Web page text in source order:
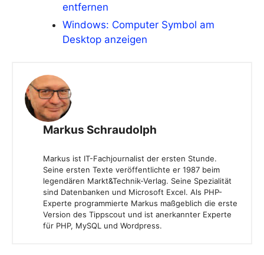
entfernen
Windows: Computer Symbol am
Desktop anzeigen
Markus Schraudolph
Markus ist IT-Fachjournalist der ersten Stunde.
Seine ersten Texte veröffentlichte er 1987 beim
legendären Markt&Technik-Verlag. Seine Spezialität
sind Datenbanken und Microsoft Excel. Als PHP-
Experte programmierte Markus maßgeblich die erste
Version des Tippscout und ist anerkannter Experte
für PHP, MySQL und Wordpress.